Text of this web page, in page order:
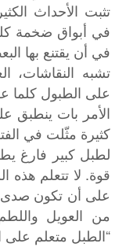
تثبت الأحداث
في أبواق ضخمة
في أن يقتنع بها
تشبه النقاشات،
على الطبول كلما
الأمر بات ينطبق
كثيرة مثّلت في
لطبل كبير فارغ
قوة. لا تتعلم
على أن تكون صدى.
من العويل
“الطبل متعلم